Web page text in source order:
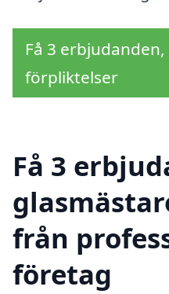
Få 3
förpliktelser
Få 3
från
företag